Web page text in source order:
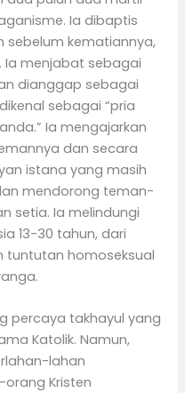
Ia dibaptis
sebelum kematiannya,
Ia menjabat sebagai
dianggap sebagai
sebagai “pria
Ia mengajarkan
dan secara
istana yang masih
mendorong teman-
setia. Ia melindungi
13-30 tahun, dari
tuntutan homoseksual
percaya takhayul yang
Katolik. Namun,
lahan
Kristen